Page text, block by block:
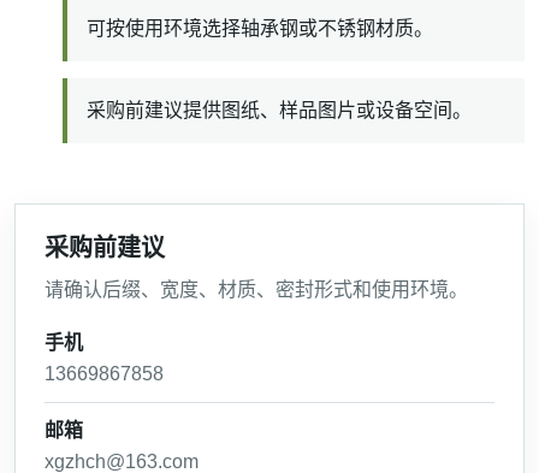
可按使用环境选择轴承钢或不锈钢材质。
采购前建议提供图纸、样品图片或设备空间。
采购前建议
请确认后缀、宽度、材质、密封形式和使用环境。
手机
13669867858
邮箱
xgzhch@163.com